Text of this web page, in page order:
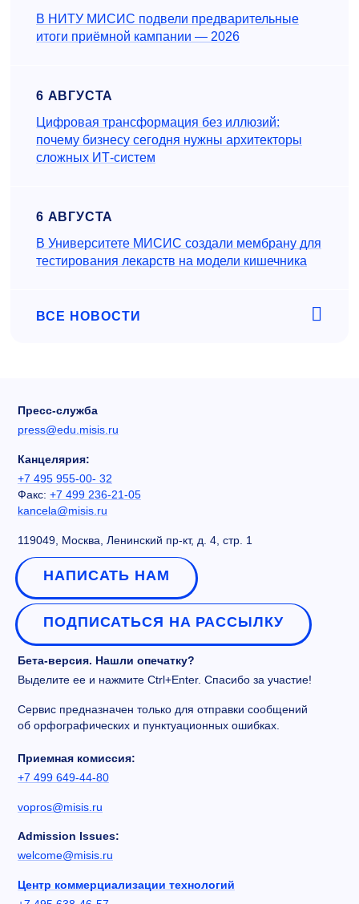
В НИТУ МИСИС подвели предварительные
итоги приёмной кампании — 2026
6 АВГУСТА
Цифровая трансформация без иллюзий:
почему бизнесу сегодня нужны архитекторы
сложных ИТ-систем
6 АВГУСТА
В Университете МИСИС создали мембрану для
тестирования лекарств на модели кишечника
ВСЕ НОВОСТИ
Пресс-служба
press@edu.misis.ru
Канцелярия:
+7 495 955-00- 32
Факс: +7 499 236-21-05
kancela@misis.ru
119049, Москва, Ленинский пр-кт, д. 4, стр. 1
НАПИСАТЬ НАМ
ПОДПИСАТЬСЯ НА РАССЫЛКУ
Бета-версия. Нашли опечатку?
Выделите ее и нажмите Ctrl+Enter. Спасибо за участие!
Сервис предназначен только для отправки сообщений
об орфографических и пунктуационных ошибках.
Приемная комиссия:
+7 499 649-44-80
vopros@misis.ru
Admission Issues:
welcome@misis.ru
Центр коммерциализации технологий